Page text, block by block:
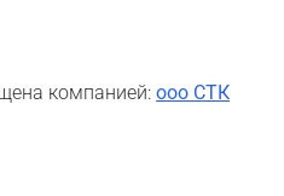
компанией: ооо СТК